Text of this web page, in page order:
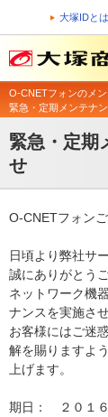
大塚IDとは
O-CNETフォンのメ
緊急・定期メンテナ
緊急・定期
せ
O-CNETフォン
日頃より弊社サ
誠にありがとう
ネットワーク機
ナンスを実施さ
お客様にはご迷
解を賜りますよ
上げます。
期日：　２０１